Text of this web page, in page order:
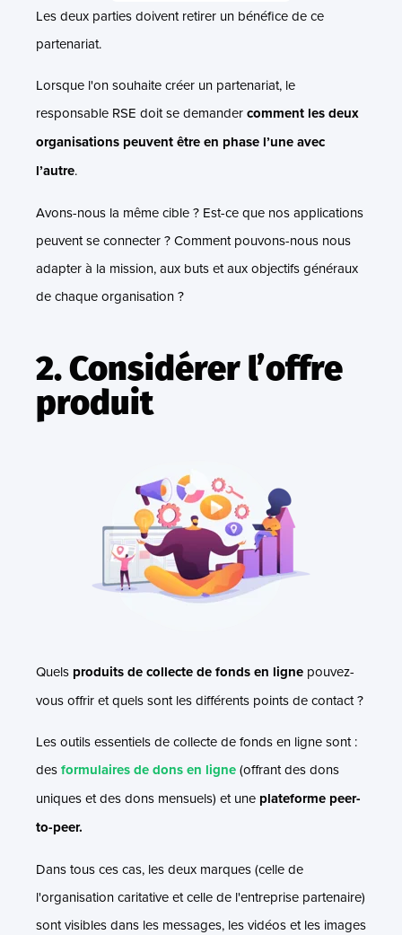
Les deux parties doivent retirer un bénéfice de ce
partenariat.
Lorsque l'on souhaite créer un partenariat, le
responsable RSE doit se demandercomment les deux
organisations peuvent être en phase l’une avec
l’autre.
Avons-nous la même cible ? Est-ce que nos applications
peuvent se connecter ? Comment pouvons-nous nous
adapter à la mission, aux buts et aux objectifs généraux
de chaque organisation ?
2. Considérer l’offre
produit
Quels produits de collecte de fonds en ligne pouvez-
vous offrir et quels sont les différents points de contact ?
Les outils essentiels de collecte de fonds en ligne sont :
desformulaires de dons en ligne(offrant des dons
uniques et des dons mensuels) et une plateforme peer-
to-peer.
Dans tous ces cas, les deux marques (celle de
l'organisation caritative et celle de l'entreprise partenaire)
sont visibles dans les messages, les vidéos et les images